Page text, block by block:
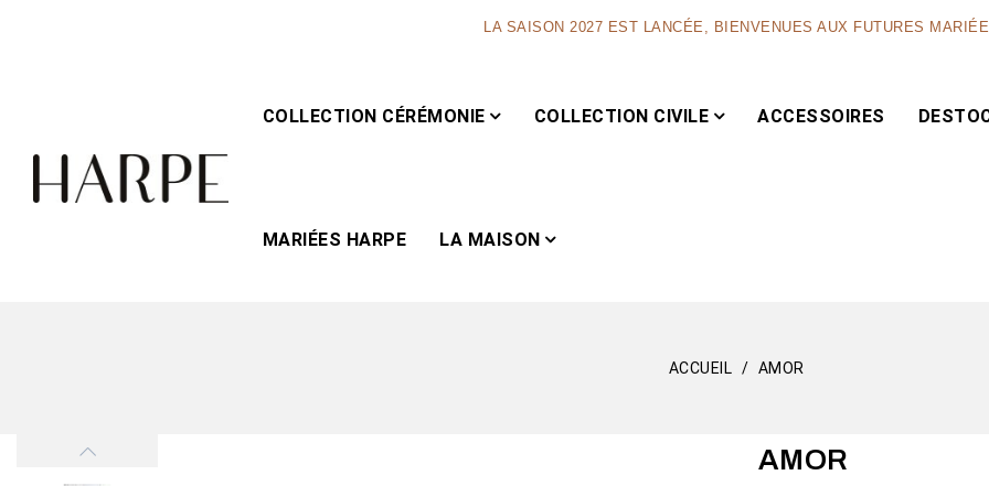
LA SAISON 2027 EST LANCÉE, BIENVENUES AUX FUTURES
COLLECTION CÉRÉMONIE COLLECTION CIVILE ACCESSOIRES
MARIÉES HARPE LA MAISON
ACCUEIL AMOR
AMOR